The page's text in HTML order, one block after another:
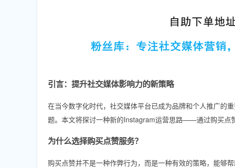
引言：提升社交媒体影响力的新策略
在当今数字化时代，社交媒体平台已成为品牌和个人推广的
题。本文将探讨一种新的Instagram运营思路——通过购买点
为什么选择购买点赞服务？
购买点赞并不是一种作弊行为，而是一种有效的策略，能够